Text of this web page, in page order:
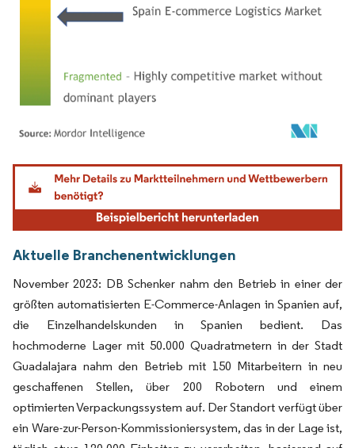
Bild © Mordor Intelligence. Wiederverwendung erfordert Namensnennung gemäß
Aktuelle Branchenentwicklungen
November 2023: DB Schenker nahm den Betrieb in einer der
größten automatisierten E-Commerce-Anlagen in Spanien auf,
die Einzelhandelskunden in Spanien bedient. Das
hochmoderne Lager mit 50.000 Quadratmetern in der Stadt
Guadalajara nahm den Betrieb mit 150 Mitarbeitern in neu
geschaffenen Stellen, über 200 Robotern und einem
optimierten Verpackungssystem auf. Der Standort verfügt über
ein Ware-zur-Person-Kommissioniersystem, das in der Lage ist,